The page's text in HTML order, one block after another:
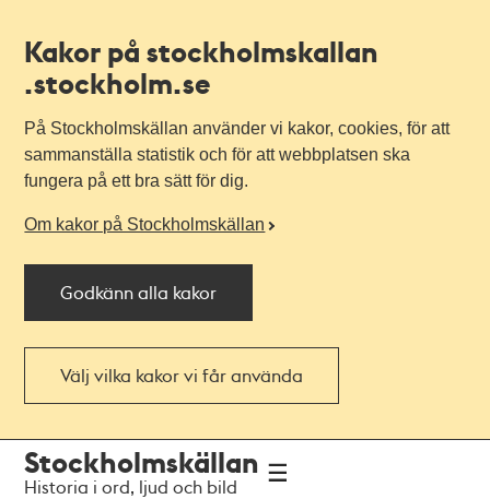
Kakor på stockholmskallan
.stockholm.se
På Stockholmskällan använder vi kakor, cookies, för att
sammanställa statistik och för att webbplatsen ska
fungera på ett bra sätt för dig.
Om kakor på Stockholmskällan
Godkänn alla kakor
Välj vilka kakor vi får använda
navigationen
huvudinnehållet
Stockholmskällan
Historia i ord, ljud och bild